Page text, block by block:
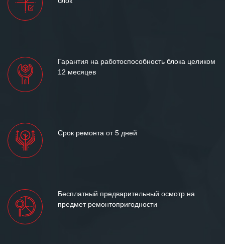
Гарантия на работоспособность блока целиком
12 месяцев
Срок ремонта от 5 дней
Бесплатный предварительный осмотр на
предмет ремонтопригодности